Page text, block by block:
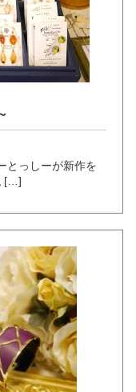
とっしーが新作を
[…]